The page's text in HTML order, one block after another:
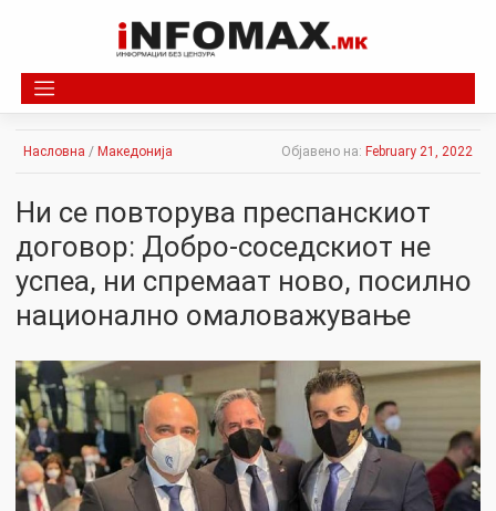
Насловна / Македонија Објавено на: February 21, 2022
Ни се повторува преспанскиот
договор: Добро-соседскиот не
успеа, ни спремаат ново, посилно
национално омаловажување